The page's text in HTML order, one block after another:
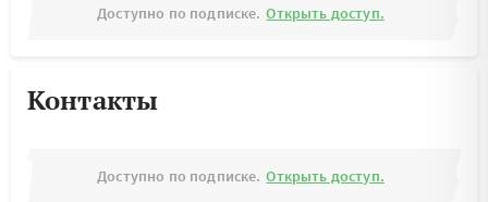
Доступно по подписке. Открыть доступ.
Контакты
Доступно по подписке. Открыть доступ.